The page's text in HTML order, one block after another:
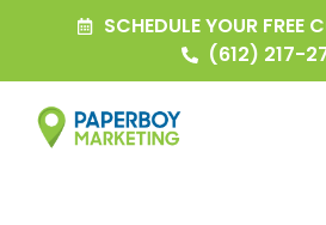
SCHEDULE YOUR FREE
(612) 217-